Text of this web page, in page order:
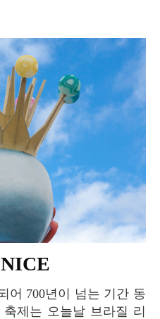
NICE
제는 오늘날 브라질 리